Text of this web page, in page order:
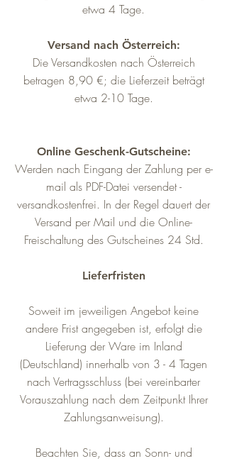
etwa 4 Tage.
Versand nach Österreich:
Die Versandkosten nach Österreich
betragen 8,90 €; die Lieferzeit beträgt
etwa 2-10 Tage.
Online Geschenk-Gutscheine:
Werden nach Eingang der Zahlung per e-
mail als PDF-Datei versendet -
versandkostenfrei. In der Regel dauert der
Versand per Mail und die Online-
Freischaltung des Gutscheines 24 Std.
Lieferfristen
Soweit im jeweiligen Angebot keine
andere Frist angegeben ist, erfolgt die
Lieferung der Ware im Inland
(Deutschland) innerhalb von 3 - 4 Tagen
nach Vertragsschluss (bei vereinbarter
Vorauszahlung nach dem Zeitpunkt Ihrer
Zahlungsanweisung).
Beachten Sie, dass an Sonn- und